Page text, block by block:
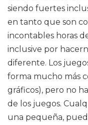
siendo fuertes
en tanto que son
incontables horas
inclusive por
diferente. Los
forma mucho más
gráficos), pero no
de los juegos.
una pequeña,